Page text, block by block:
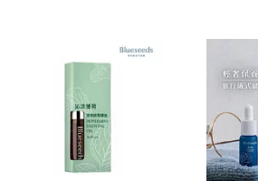
朵琳‧芙秋(21) 梁二平(21)
櫻木蓮(21)
王濤（主編）(21)
國防工業出版社(142)
江蘇人民出版社(141)
湖南文藝出版社(140)